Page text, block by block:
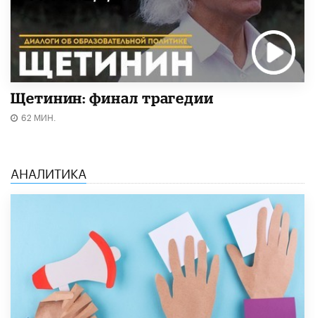
Щетинин: финал трагедии
62 МИН.
АНАЛИТИКА